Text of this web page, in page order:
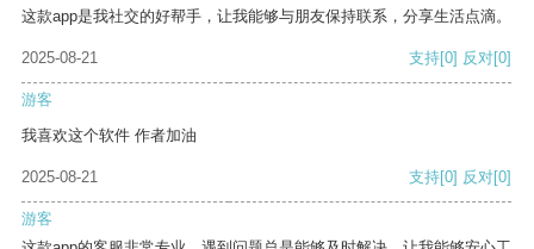
这款app是我社交的好帮手，让我能够与朋友保持联系，分享生活点滴。
2025-08-21 支持[0] 反对[0]
游客
我喜欢这个软件 作者加油
2025-08-21 支持[0] 反对[0]
游客